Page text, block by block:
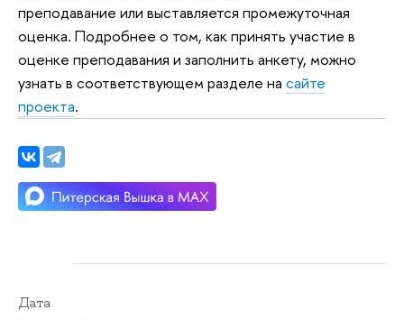
преподавание или выставляется промежуточная
оценка. Подробнее о том, как принять участие в
оценке преподавания и заполнить анкету, можно
узнать в соответствующем разделе на сайте
проекта.
Дата